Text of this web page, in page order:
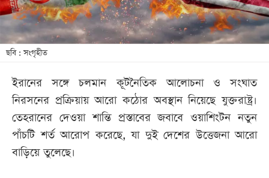
লাইফ
স্টাইল
শিক্ষা
সব
বিভাগ
ছবি
ছবি : সংগৃহীত
ইরানের সঙ্গে চলমান কূটনৈতিক আলোচনা ও সংঘাত
নিরসনের প্রক্রিয়ায় আরো কঠোর অবস্থান নিয়েছে যুক্তরাষ্ট্র।
তেহরানের দেওয়া শান্তি প্রস্তাবের জবাবে ওয়াশিংটন নতুন
পাঁচটি শর্ত আরোপ করেছে, যা দুই দেশের উত্তেজনা আরো
বাড়িয়ে তুলেছে।